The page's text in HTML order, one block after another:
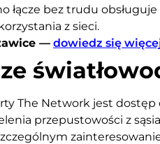
łącze bez trudu
z sieci.
— dowiedz się
The Network jest
przepustowości z